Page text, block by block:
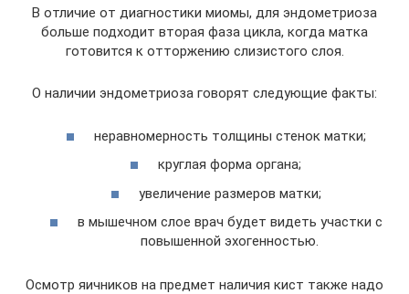
В отличие от диагностики миомы, для эндометриоза
больше подходит вторая фаза цикла, когда матка
готовится к отторжению слизистого слоя.
О наличии эндометриоза говорят следующие факты:
неравномерность толщины стенок матки;
круглая форма органа;
увеличение размеров матки;
в мышечном слое врач будет видеть участки с
повышенной эхогенностью.
Осмотр яичников на предмет наличия кист также надо